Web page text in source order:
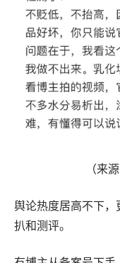
（来
舆论热度居高不下
扒和测评。